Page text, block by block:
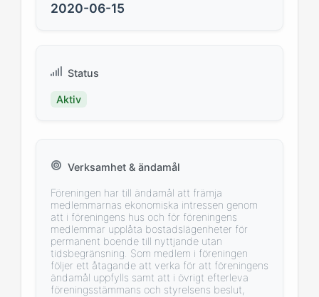
2020-06-15
Status
Aktiv
Verksamhet & ändamål
Föreningen har till ändamål att främja
medlemmarnas ekonomiska intressen genom
att i föreningens hus och för föreningens
medlemmar upplåta bostadslägenheter för
permanent boende till nyttjande utan
tidsbegränsning. Som medlem i föreningen
följer ett åtagande att verka för att föreningens
ändamål uppfylls samt att i övrigt efterleva
föreningsstämmans och styrelsens beslut,